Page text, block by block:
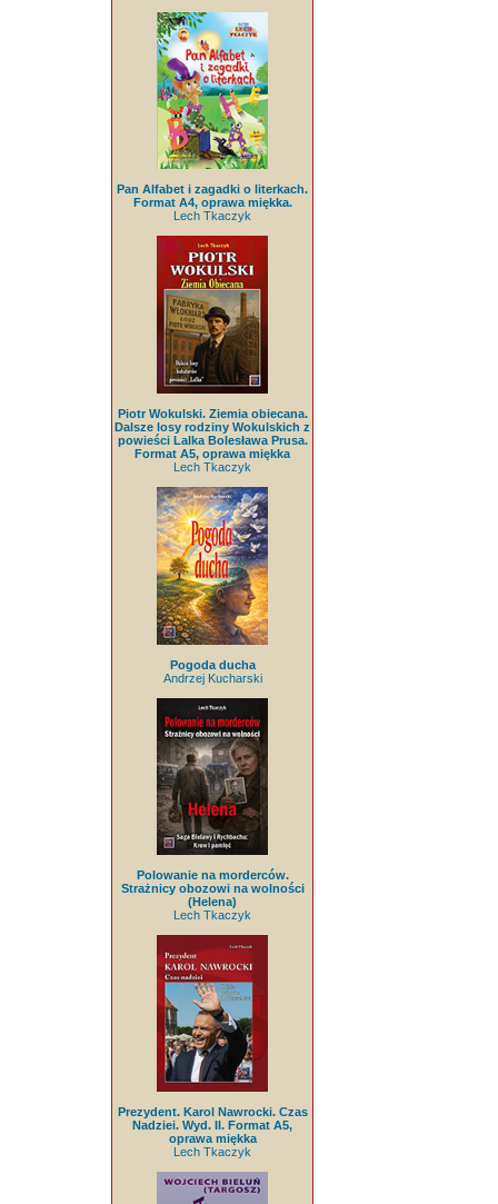
Pan Alfabet i zagadki o literkach.
Format A4, oprawa miękka.
Lech Tkaczyk
Piotr Wokulski. Ziemia obiecana.
Dalsze losy rodziny Wokulskich z
powieści Lalka Bolesława Prusa.
Format A5, oprawa miękka
Lech Tkaczyk
Pogoda ducha
Andrzej Kucharski
Polowanie na morderców.
Strażnicy obozowi na wolności
(Helena)
Lech Tkaczyk
Prezydent. Karol Nawrocki. Czas
Nadziei. Wyd. II. Format A5,
oprawa miękka
Lech Tkaczyk